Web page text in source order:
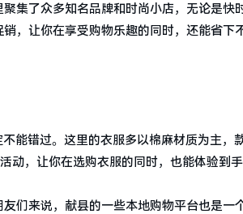
集了众多知名品牌和时尚小店，无论是快
，让你在享受购物乐趣的同时，还能省下
能错过。这里的衣服多以棉麻材质为主，
，让你在选购衣服的同时，也能体验到手
们来说，献县的一些本地购物平台也是一